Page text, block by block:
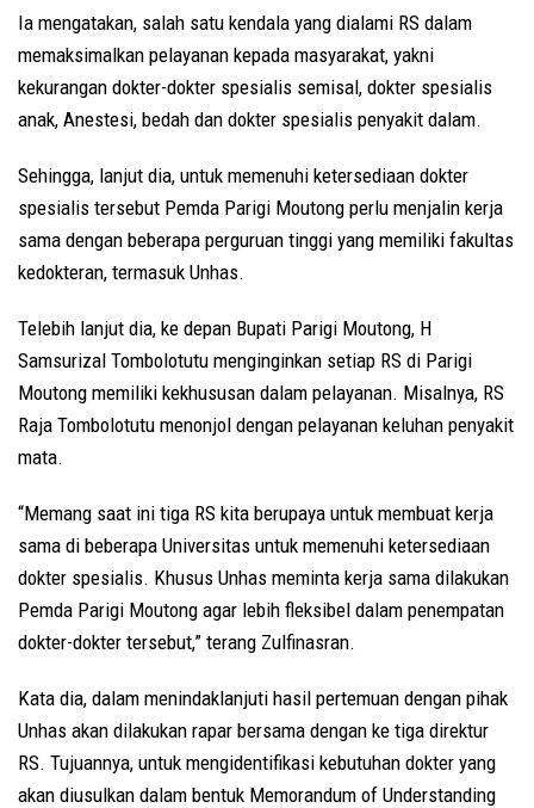
Ia mengatakan, salah satu kendala yang dialami RS dalam
memaksimalkan pelayanan kepada masyarakat, yakni
kekurangan dokter-dokter spesialis semisal, dokter spesialis
anak, Anestesi, bedah dan dokter spesialis penyakit dalam.
Sehingga, lanjut dia, untuk memenuhi ketersediaan dokter
spesialis tersebut Pemda Parigi Moutong perlu menjalin kerja
sama dengan beberapa perguruan tinggi yang memiliki fakultas
kedokteran, termasuk Unhas.
Telebih lanjut dia, ke depan Bupati Parigi Moutong, H
Samsurizal Tombolotutu menginginkan setiap RS di Parigi
Moutong memiliki kekhususan dalam pelayanan. Misalnya, RS
Raja Tombolotutu menonjol dengan pelayanan keluhan penyakit
mata.
“Memang saat ini tiga RS kita berupaya untuk membuat kerja
sama di beberapa Universitas untuk memenuhi ketersediaan
dokter spesialis. Khusus Unhas meminta kerja sama dilakukan
Pemda Parigi Moutong agar lebih fleksibel dalam penempatan
dokter-dokter tersebut,” terang Zulfinasran.
Kata dia, dalam menindaklanjuti hasil pertemuan dengan pihak
Unhas akan dilakukan rapar bersama dengan ke tiga direktur
RS. Tujuannya, untuk mengidentifikasi kebutuhan dokter yang
akan diusulkan dalam bentuk Memorandum of Understanding